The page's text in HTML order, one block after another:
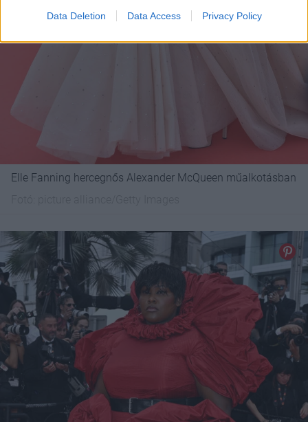
Data Deletion Data Access Privacy Policy
Elle Fanning hercegnős Alexander McQueen műalkotásban